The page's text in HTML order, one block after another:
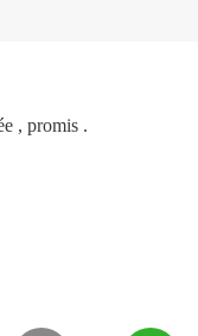
, promis .